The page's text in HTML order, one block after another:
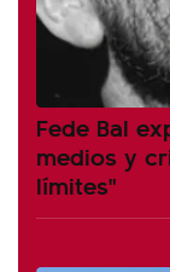
Fede Bal
medios y
límites"